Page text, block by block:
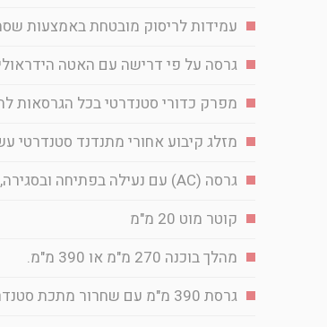
עמידות לריסוק מובטחת באמצעות
גרסה על פי דרישה עם האטה
מפרק כדורי סטנדרטי בכל הגרסאות
מזלג קיבוע אחורי מתנדנד סטנדרטי
גרסה (AC) עם נעילה בפתיחה ובסגירה, (SB) ללא נעילה, (SC) רק בסגירה, (SA) רק בפתיחה.
קוטר מוט 20 מ"מ
מהלך בוכנה 270 מ"מ או 390 מ"מ.
גרסת 390 מ"מ עם שחרור מתכת סטנדרטי PLUS.